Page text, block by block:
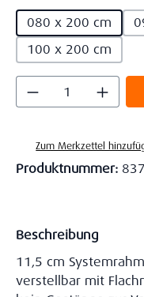
080 x 200 cm
100 x 200 cm
Produkt
Zum Merkzettel
Produktnummer:
Beschreibung
11,5 cm
verstellbar mit